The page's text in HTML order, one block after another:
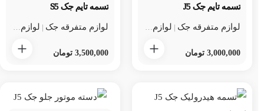
تسمه تایم جک J5
لوازم متفرقه جک| لوازم متفرقه جک j5 | لوازم یدکی جک
3,000,000 تومان
تسمه تایم جک S5
لوازم متفرقه جک| لوازم متفرقه جک s5
3,500,000 تومان